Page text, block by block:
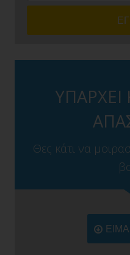
ΥΠΑΡΧΕΙ
Θες κάτι να